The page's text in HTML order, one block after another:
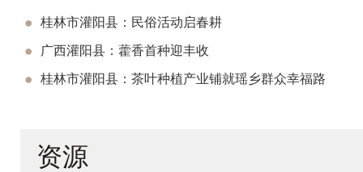
桂林市灌阳县：民俗活动启春耕
广西灌阳县：藿香首种迎丰收
桂林市灌阳县：茶叶种植产业铺就瑶乡群众幸福路
资源